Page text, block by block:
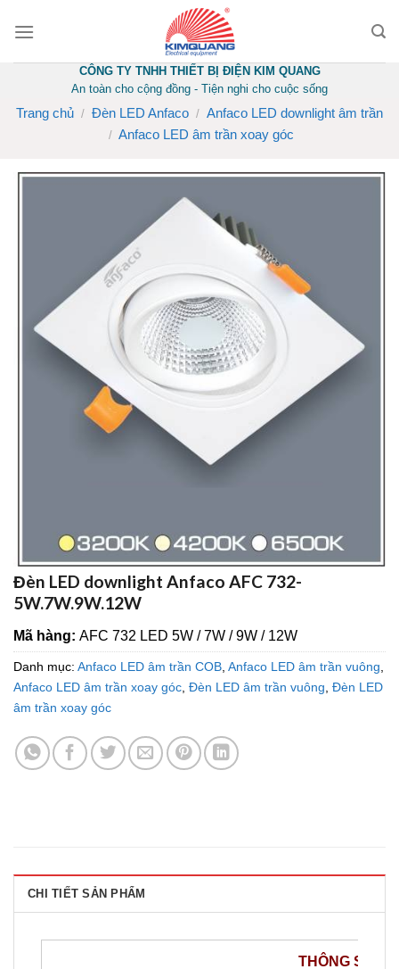
CÔNG TY TNHH THIẾT BỊ ĐIỆN KIM QUANG
An toàn cho cộng đồng - Tiện nghi cho cuộc sống
Trang chủ / Đèn LED Anfaco / Anfaco LED downlight âm trần
/ Anfaco LED âm trần xoay góc
Đèn LED downlight Anfaco AFC 732-
5W.7W.9W.12W
Mã hàng: AFC 732 LED 5W / 7W / 9W / 12W
Danh mục: Anfaco LED âm trần COB Anfaco LED âm trần vuông
Anfaco LED âm trần xoay góc Đèn LED âm trần vuông Đèn LED
âm trần xoay góc
CHI TIẾT SẢN PHẨM
THÔNG​ SỐ